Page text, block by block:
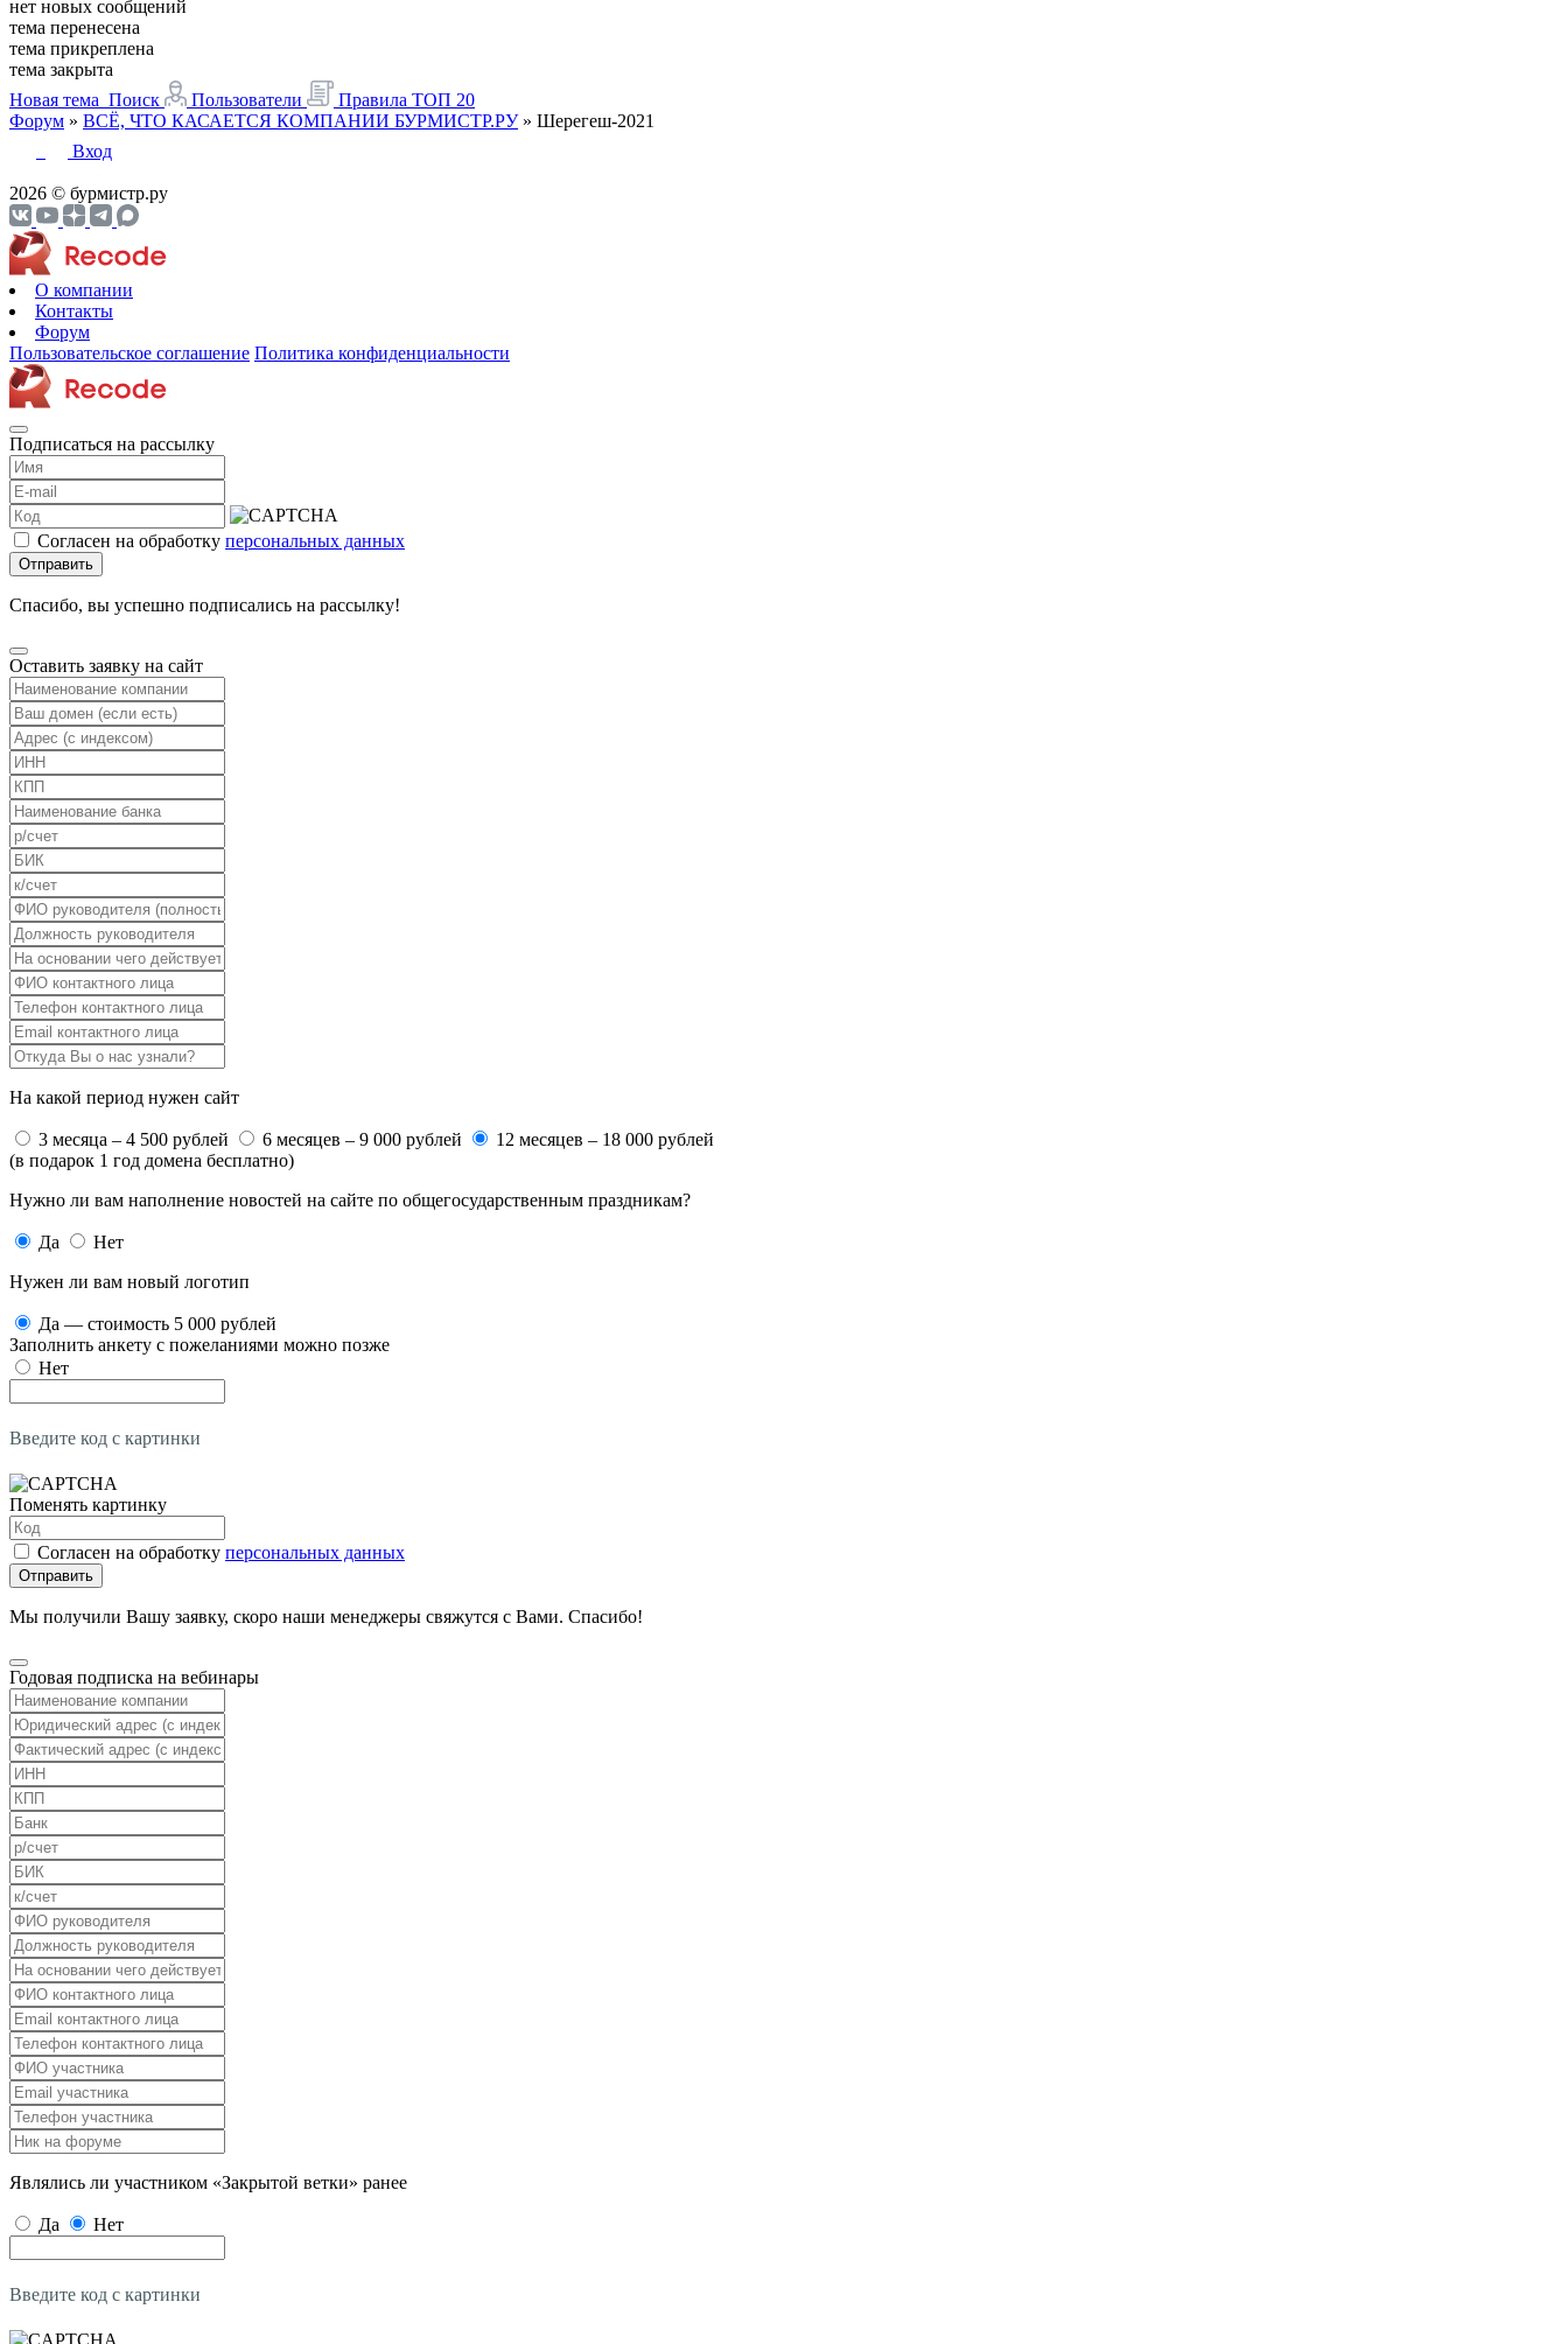
нет новых сообщений
тема перенесена
тема прикреплена
тема закрыта
Новая тема Поиск Пользователи Правила ТОП 20
Форум » ВСЁ, ЧТО КАСАЕТСЯ КОМПАНИИ БУРМИСТР.РУ » Шерегеш-2021
Вход
2026 © бурмистр.ру
О компании
Контакты
Форум
Пользовательское соглашение Политика конфиденциальности
Подписаться на рассылку
Согласен на обработку персональных данных
Отправить
Спасибо, вы успешно подписались на рассылку!
Оставить заявку на сайт
На какой период нужен сайт
3 месяца – 4 500 рублей 6 месяцев – 9 000 рублей
12 месяцев – 18 000 рублей
(в подарок 1 год домена бесплатно)
Нужно ли вам наполнение новостей на сайте по общегосударственным праздникам?
Да
Нет
Нужен ли вам новый логотип
Да — стоимость 5 000 рублей
Заполнить анкету с пожеланиями можно позже
Нет
Введите код с картинки
Поменять картинку
Согласен на обработку персональных данных
Отправить
Мы получили Вашу заявку, скоро наши менеджеры свяжутся с Вами. Спасибо!
Годовая подписка на вебинары
Являлись ли участником «Закрытой ветки» ранее
Да Нет
Введите код с картинки